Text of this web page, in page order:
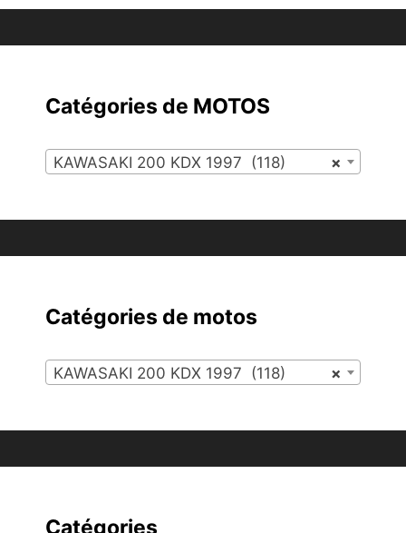
Catégories de MOTOS
×
KAWASAKI 200 KDX 1997 (118)
Catégories de motos
×
KAWASAKI 200 KDX 1997 (118)
Catégories